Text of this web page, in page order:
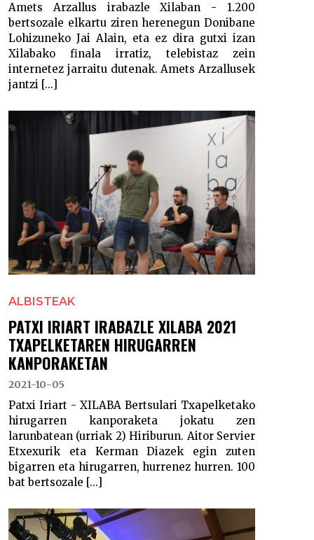
Amets Arzallus irabazle Xilaban - 1.200
bertsozale elkartu ziren herenegun Donibane
Lohizuneko Jai Alain, eta ez dira gutxi izan
Xilabako finala irratiz, telebistaz zein
internetez jarraitu dutenak. Amets Arzallusek
jantzi [...]
ALBISTEAK
PATXI IRIART IRABAZLE XILABA 2021
TXAPELKETAREN HIRUGARREN
KANPORAKETAN
2021-10-05
Patxi Iriart - XILABA Bertsulari Txapelketako
hirugarren kanporaketa jokatu zen
larunbatean (urriak 2) Hiriburun. Aitor Servier
Etxexurik eta Kerman Diazek egin zuten
bigarren eta hirugarren, hurrenez hurren. 100
bat bertsozale [...]